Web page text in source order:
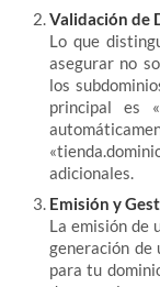
Validación de
Lo que
asegurar no
los
principal es
adicionales.
Emisión y
La emisión de
generación de
para tu